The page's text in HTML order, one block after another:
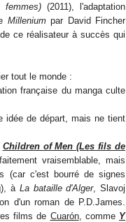
femmes) (2011), l'adaptation
Milleniumpar David Fincher
ce réalisateur à succès qui
tout le monde :
française du manga culte
idée de départ, mais ne tient
Children of Men (Les fils de
vraisemblable, mais
(car c'est bourré de signes
à La bataille d'Alger, Slavoj
d'un roman de P.D.James.
films de Cuarón, comme Y